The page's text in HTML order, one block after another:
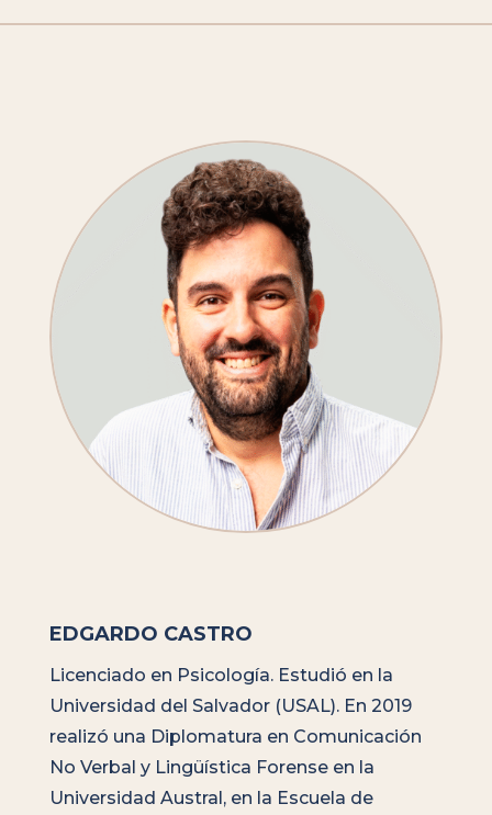
EDGARDO CASTRO
Licenciado en Psicología. Estudió en la
Universidad del Salvador (USAL). En 2019
realizó una Diplomatura en Comunicación
No Verbal y Lingüística Forense en la
Universidad Austral, en la Escuela de